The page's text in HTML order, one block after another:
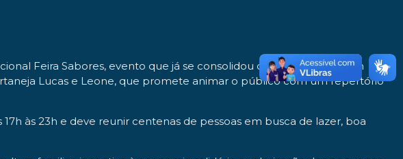
Feira Sabores, evento que já se consolidou como referência em
Lucas e Leone, que promete animar o público com um repertório
às 23h e deve reunir centenas de pessoas em busca de lazer, boa